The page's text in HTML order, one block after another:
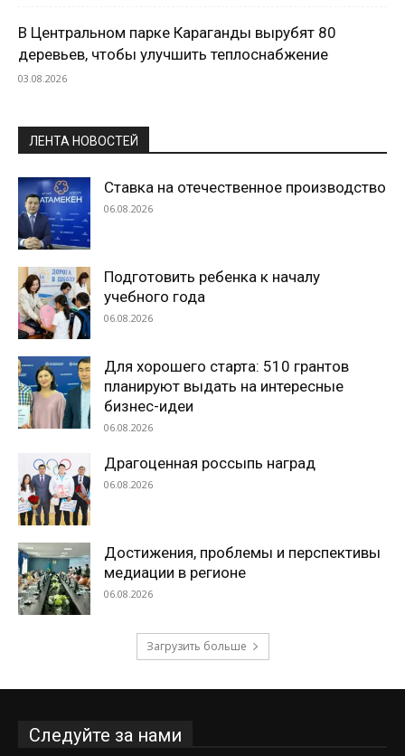
В Центральном парке Караганды вырубят 80
деревьев, чтобы улучшить теплоснабжение
03.08.2026
ЛЕНТА НОВОСТЕЙ
Ставка на отечественное производство
06.08.2026
Подготовить ребенка к началу
учебного года
06.08.2026
Для хорошего старта: 510 грантов
планируют выдать на интересные
бизнес-идеи
06.08.2026
Драгоценная россыпь наград
06.08.2026
Достижения, проблемы и перспективы
медиации в регионе
06.08.2026
Загрузить больше
Следуйте за нами